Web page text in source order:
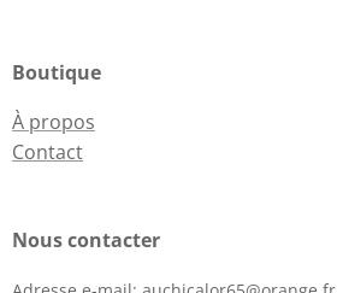
Boutique
À propos
Contact
Nous contacter